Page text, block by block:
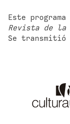
Revista de la
Se transmitió